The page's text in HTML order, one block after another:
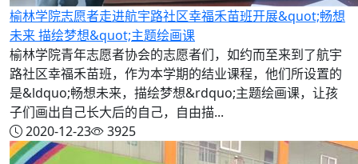
榆林学院志愿者走进航宇路社区幸福禾苗班开展&quot;畅想
未来 描绘梦想&quot;主题绘画课
榆林学院青年志愿者协会的志愿者们，如约而至来到了航宇
路社区幸福禾苗班，作为本学期的结业课程，他们所设置的
是&ldquo;畅想未来，描绘梦想&rdquo;主题绘画课，让孩
子们画出自己长大后的自己，自由描...
2020-12-23
3925